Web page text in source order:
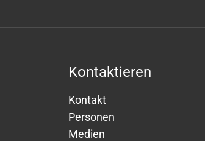
Kontaktieren
Kontakt
Personen
Medien